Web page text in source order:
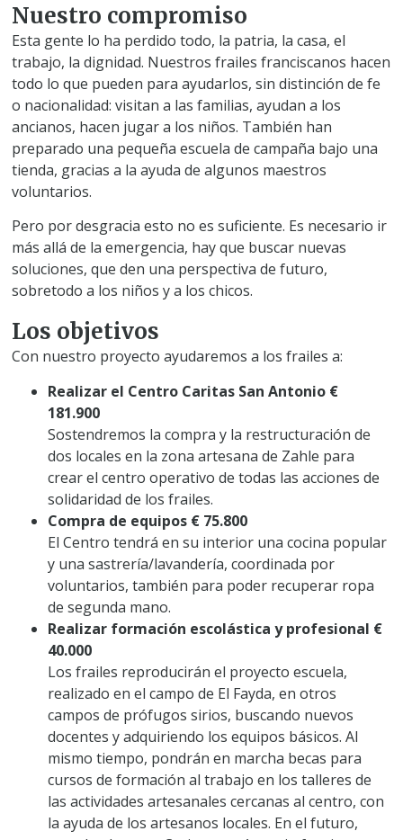
Nuestro compromiso
Esta gente lo ha perdido todo, la patria, la casa, el
trabajo, la dignidad. Nuestros frailes franciscanos hacen
todo lo que pueden para ayudarlos, sin distinción de fe
o nacionalidad: visitan a las familias, ayudan a los
ancianos, hacen jugar a los niños. También han
preparado una pequeña escuela de campaña bajo una
tienda, gracias a la ayuda de algunos maestros
voluntarios.
Pero por desgracia esto no es suficiente. Es necesario ir
más allá de la emergencia, hay que buscar nuevas
soluciones, que den una perspectiva de futuro,
sobretodo a los niños y a los chicos.
Los objetivos
Con nuestro proyecto ayudaremos a los frailes a:
Realizar el Centro Caritas San Antonio €
181.900
Sostendremos la compra y la restructuración de
dos locales en la zona artesana de Zahle para
crear el centro operativo de todas las acciones de
solidaridad de los frailes.
Compra de equipos € 75.800
El Centro tendrá en su interior una cocina popular
y una sastrería/lavandería, coordinada por
voluntarios, también para poder recuperar ropa
de segunda mano.
Realizar formación escolástica y profesional €
40.000
Los frailes reproducirán el proyecto escuela,
realizado en el campo de El Fayda, en otros
campos de prófugos sirios, buscando nuevos
docentes y adquiriendo los equipos básicos. Al
mismo tiempo, pondrán en marcha becas para
cursos de formación al trabajo en los talleres de
las actividades artesanales cercanas al centro, con
la ayuda de los artesanos locales. En el futuro,